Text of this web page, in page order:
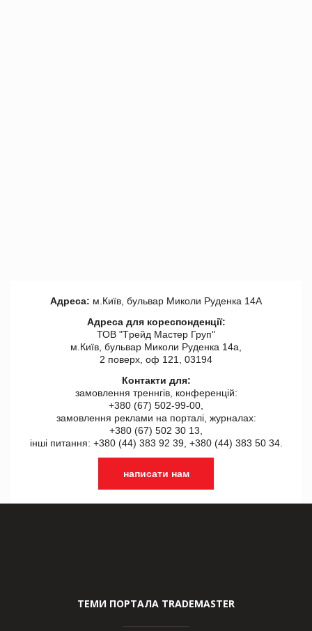
Адреса: м.Київ, бульвар Миколи Руденка 14А
Адреса для кореспонденції:
ТОВ "Tрейд Мастер Груп"
м.Київ, бульвар Миколи Руденка 14а,
2 поверх, оф 121, 03194
Контакти для:
замовлення треннгів, конференцій:
+380 (67) 502-99-00,
замовлення реклами на порталі, журналах:
+380 (67) 502 30 13,
інші питання: +380 (44) 383 92 39, +380 (44) 383 50 34.
написати нам
ТЕМИ ПОРТАЛА TRADEMASTER